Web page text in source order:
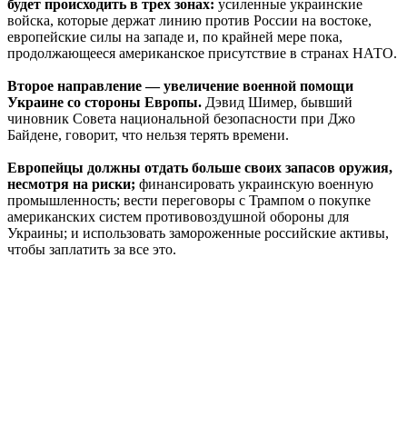
будет происходить в трех зонах: усиленные украинские
войска, которые держат линию против России на востоке,
европейские силы на западе и, по крайней мере пока,
продолжающееся американское присутствие в странах НАТО.
Второе направление — увеличение военной помощи
Украине со стороны Европы. Дэвид Шимер, бывший
чиновник Совета национальной безопасности при Джо
Байдене, говорит, что нельзя терять времени.
Европейцы должны отдать больше своих запасов оружия,
несмотря на риски; финансировать украинскую военную
промышленность; вести переговоры с Трампом о покупке
американских систем противовоздушной обороны для
Украины; и использовать замороженные российские активы,
чтобы заплатить за все это.